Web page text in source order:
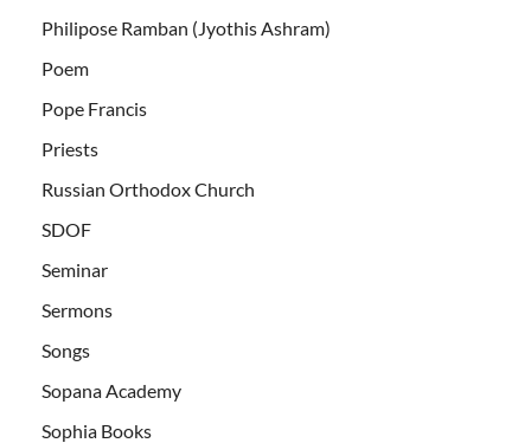
Philipose Ramban (Jyothis Ashram)
Poem
Pope Francis
Priests
Russian Orthodox Church
SDOF
Seminar
Sermons
Songs
Sopana Academy
Sophia Books